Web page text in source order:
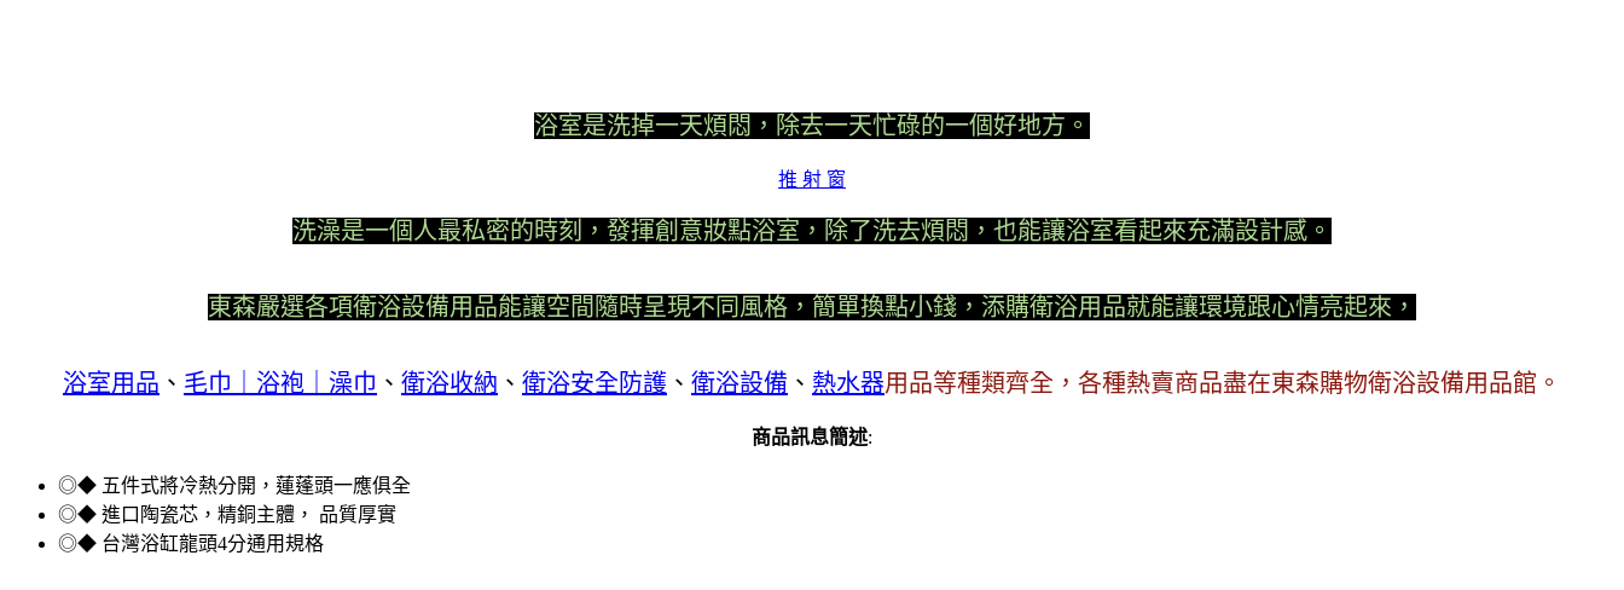
浴室是洗掉一天煩悶，除去一天忙碌的一個好地方。
推 射 窗
洗澡是一個人最私密的時刻，發揮創意妝點浴室，除了洗去煩悶，也能讓浴室看起來充滿設計感。
東森嚴選各項衛浴設備用品能讓空間隨時呈現不同風格，簡單換點小錢，添購衛浴用品就能讓環境跟心情亮起來，
浴室用品 、 毛巾｜浴袍｜澡巾 、 衛浴收納 、 衛浴安全防護 、 衛浴設備 、 熱水器用品等種類齊全，各種熱賣商品盡在東森購物衛浴設備用品館。
商品訊息簡述:
◎◆ 五件式將冷熱分開，蓮蓬頭一應俱全
◎◆ 進口陶瓷芯，精銅主體， 品質厚實
◎◆ 台灣浴缸龍頭4分通用規格